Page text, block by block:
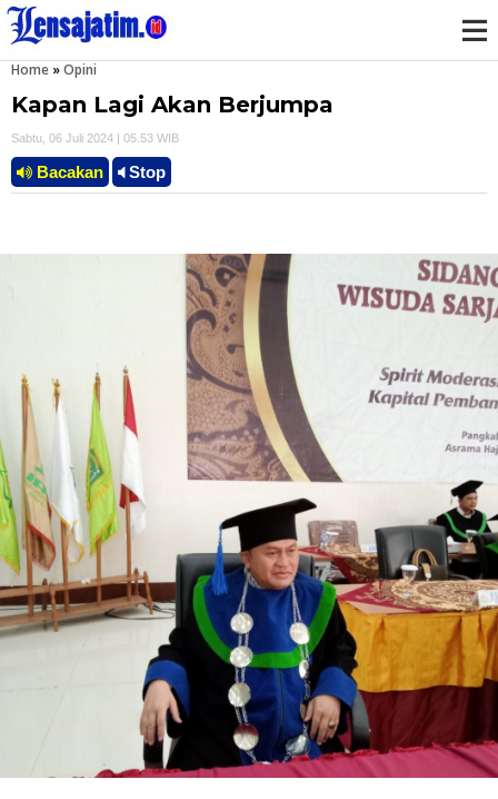
Home »Opini
Kapan Lagi Akan Berjumpa
Sabtu, 06 Juli 2024 | 05.53 WIB
Bacakan Stop